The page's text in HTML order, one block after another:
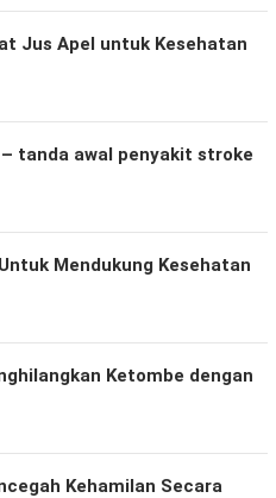
Jus Apel untuk Kesehatan
tanda awal penyakit stroke
Mendukung Kesehatan
Ketombe dengan
Kehamilan Secara